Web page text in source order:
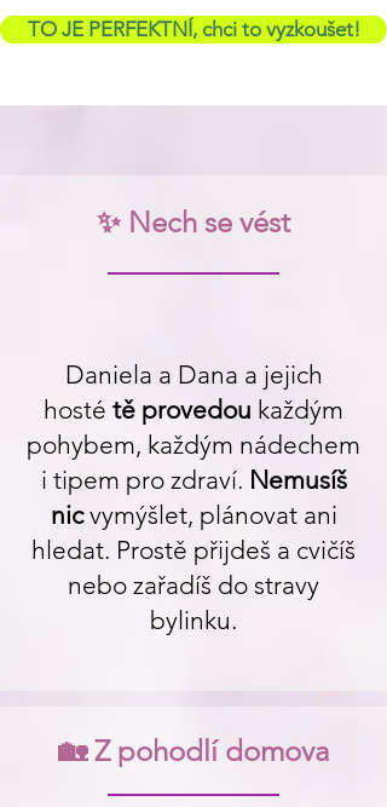
TO JE PERFEKTNÍ, chci to vyzkoušet!
✨ Nech se vést
Daniela a Dana a jejich
hosté tě provedou každým
pohybem, každým nádechem
i tipem pro zdraví. Nemusíš
nicvymýšlet, plánovat ani
hledat. Prostě přijdeš a cvičíš
nebo zařadíš do stravy
bylinku.
🏡 Z pohodlí domova